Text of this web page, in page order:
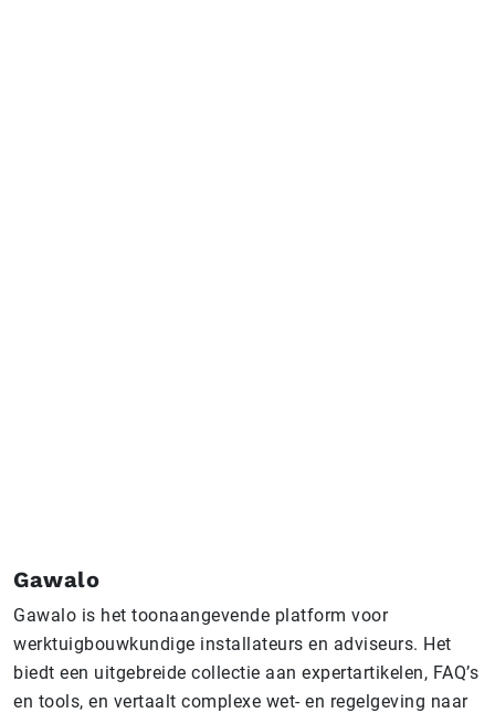
Gawalo
Gawalo is het toonaangevende platform voor
werktuigbouwkundige installateurs en adviseurs. Het
biedt een uitgebreide collectie aan expertartikelen, FAQ’s
en tools, en vertaalt complexe wet- en regelgeving naar